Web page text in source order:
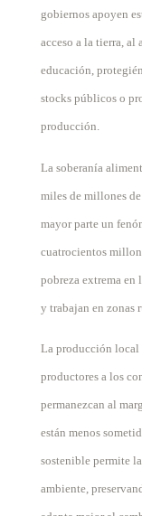
gobiernos apoyen
acceso a la tierra, al
educación,
stocks públicos o
producción.
La soberanía
miles de millones
mayor parte un
cuatrocientos
pobreza extrema en
y trabajan en zonas
La producción local
productores a los
permanezcan al
están menos
sostenible permite
ambiente,